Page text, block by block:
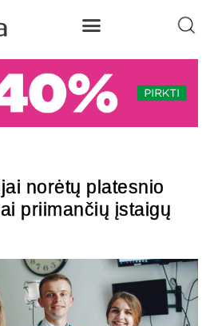
norėtų platesnio
priimančių įstaigų